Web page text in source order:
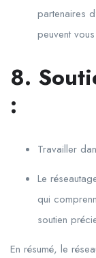
partenaires
peuvent
8.
:
Travailler
Le
qui
soutien
En résumé, le